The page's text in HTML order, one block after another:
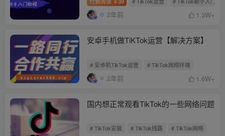
￥
2年前 1.3W+
安卓手机做TiKTok运营【解决方案】
# 安卓机TikTok运营 # TikTok网络环境
2年前 1.6W+
国内想正常观看TikTok的一些网络问题
# TikTok安装 # TikTok线路 # TikTok网络